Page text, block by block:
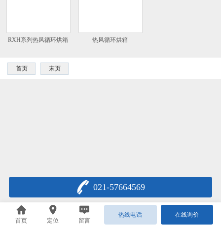
RXH系列热风循环烘箱 热风循环烘箱
首页 末页
021-57664569
首页 定位 留言
热线电话 在线询价